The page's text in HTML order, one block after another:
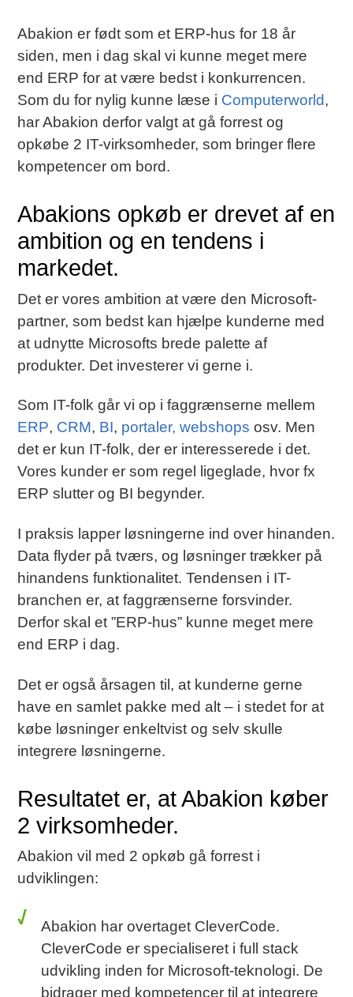
Abakion er født som et ERP-hus for 18 år
siden, men i dag skal vi kunne meget mere
end ERP for at være bedst i konkurrencen.
Som du for nylig kunne læse i Computerworld,
har Abakion derfor valgt at gå forrest og
opkøbe 2 IT-virksomheder, som bringer flere
kompetencer om bord.
Abakions opkøb er drevet af en
ambition og en tendens i
markedet.
Det er vores ambition at være den Microsoft-
partner, som bedst kan hjælpe kunderne med
at udnytte Microsofts brede palette af
produkter. Det investerer vi gerne i.
Som IT-folk går vi op i faggrænserne mellem
ERP, CRM, BI, portaler, webshops osv. Men
det er kun IT-folk, der er interesserede i det.
Vores kunder er som regel ligeglade, hvor fx
ERP slutter og BI begynder.
I praksis lapper løsningerne ind over hinanden.
Data flyder på tværs, og løsninger trækker på
hinandens funktionalitet. Tendensen i IT-
branchen er, at faggrænserne forsvinder.
Derfor skal et ”ERP-hus” kunne meget mere
end ERP i dag.
Det er også årsagen til, at kunderne gerne
have en samlet pakke med alt – i stedet for at
købe løsninger enkeltvist og selv skulle
integrere løsningerne.
Resultatet er, at Abakion køber
2 virksomheder.
Abakion vil med 2 opkøb gå forrest i
udviklingen:
Abakion har overtaget CleverCode.
CleverCode er specialiseret i full stack
udvikling inden for Microsoft-teknologi. De
bidrager med kompetencer til at integrere